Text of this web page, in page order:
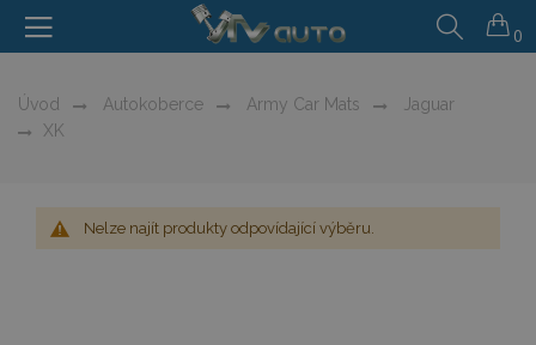
0
Úvod Autokoberce Army Car Mats
Jaguar
XK
Nelze najít produkty odpovídající výběru.